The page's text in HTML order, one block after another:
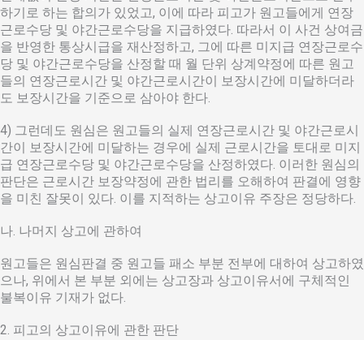
하기로 하는 합의가 있었고, 이에 따라 피고가 원고들에게 연장
근로수당 및 야간근로수당을 지급하였다. 따라서 이 사건 상여금
을 반영한 통상시급을 재산정하고, 그에 따른 미지급 연장근로수
당 및 야간근로수당을 산정할 때 월 단위 상계약정에 따른 원고
들의 연장근로시간 및 야간근로시간이 보장시간에 미달하더라
도 보장시간을 기준으로 삼아야 한다.
4) 그런데도 원심은 원고들의 실제 연장근로시간 및 야간근로시
간이 보장시간에 미달하는 경우에 실제 근로시간을 토대로 미지
급 연장근로수당 및 야간근로수당을 산정하였다. 이러한 원심의
판단은 근로시간 보장약정에 관한 법리를 오해하여 판결에 영향
을 미친 잘못이 있다. 이를 지적하는 상고이유 주장은 정당하다.
나. 나머지 상고에 관하여
원고들은 원심판결 중 원고들 패소 부분 전부에 대하여 상고하였
으나, 위에서 본 부분 외에는 상고장과 상고이유서에 구체적인
불복이유 기재가 없다.
2. 피고의 상고이유에 관한 판단